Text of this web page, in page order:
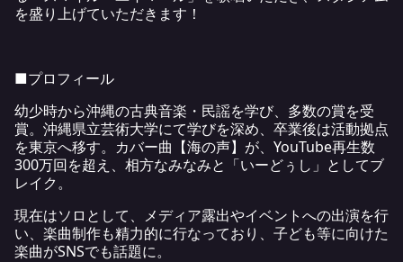
を盛り上げていただきます！
■プロフィール
幼少時から沖縄の古典音楽・民謡を学び、多数の賞を受
賞。沖縄県立芸術大学にて学びを深め、卒業後は活動拠点
を東京へ移す。カバー曲【海の声】が、YouTube再生数
300万回を超え、相方なみなみと「いーどぅし」としてブ
レイク。
現在はソロとして、メディア露出やイベントへの出演を行
い、楽曲制作も精力的に行なっており、子ども等に向けた
楽曲がSNSでも話題に。